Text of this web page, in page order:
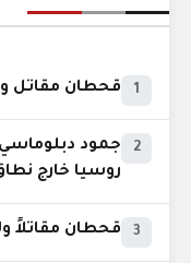
1 قحطان مقاتل
2
جمود
روسيا خارج
3 قحطان مقاتلاً